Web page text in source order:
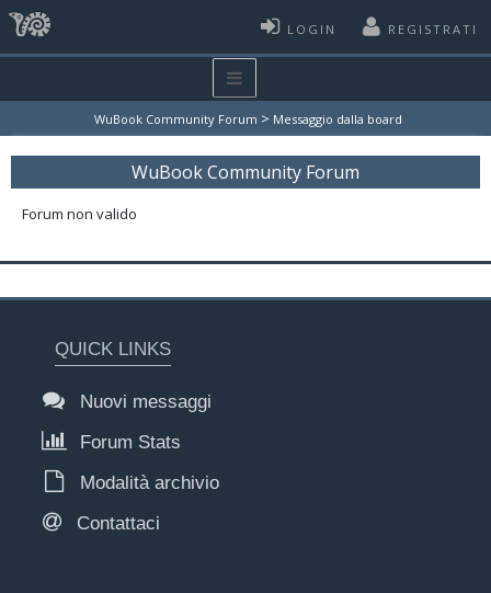
LOGIN REGISTRATI
WuBook Community Forum > Messaggio dalla board
WuBook Community Forum
Forum non valido
QUICK LINKS
Nuovi messaggi
Forum Stats
Modalità archivio
Contattaci